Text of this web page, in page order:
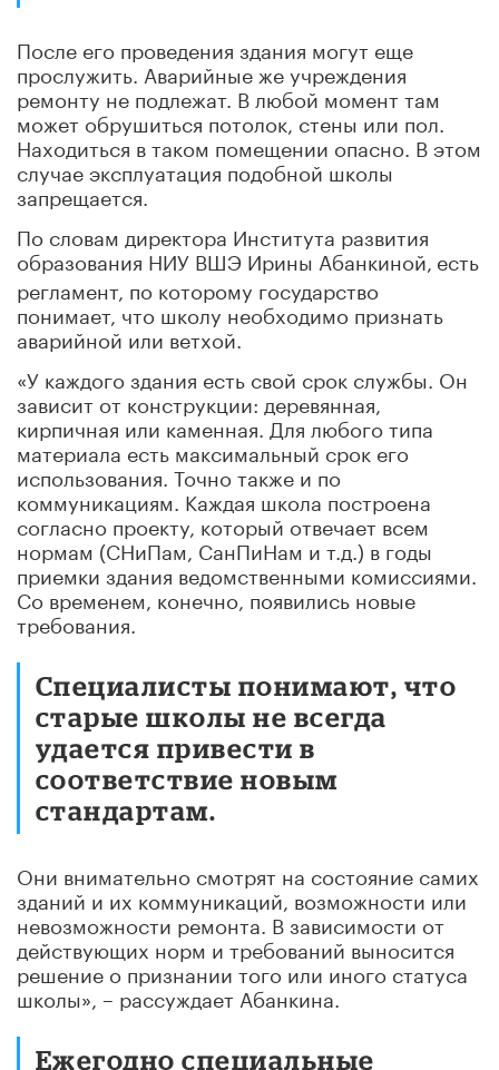
После его проведения здания могут еще
прослужить. Аварийные же учреждения
ремонту не подлежат. В любой момент там
может обрушиться потолок, стены или пол.
Находиться в таком помещении опасно. В этом
случае эксплуатация подобной школы
запрещается.
По словам директора Института развития
образования НИУ ВШЭ Ирины Абанкиной, есть
регламент, по которому государство
понимает, что школу необходимо признать
аварийной или ветхой.
«У каждого здания есть свой срок службы. Он
зависит от конструкции: деревянная,
кирпичная или каменная. Для любого типа
материала есть максимальный срок его
использования. Точно также и по
коммуникациям. Каждая школа построена
согласно проекту, который отвечает всем
нормам (СНиПам, СанПиНам и т.д.) в годы
приемки здания ведомственными комиссиями.
Со временем, конечно, появились новые
требования.
Специалисты понимают, что
старые школы не всегда
удается привести в
соответствие новым
стандартам.
Они внимательно смотрят на состояние самих
зданий и их коммуникаций, возможности или
невозможности ремонта. В зависимости от
действующих норм и требований выносится
решение о признании того или иного статуса
школы», – рассуждает Абанкина.
Ежегодно специальные